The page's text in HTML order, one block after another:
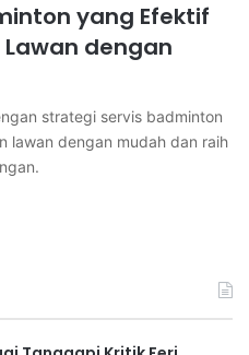
yang Efektif
dengan
strategi servis badminton
lawan dengan mudah dan raih